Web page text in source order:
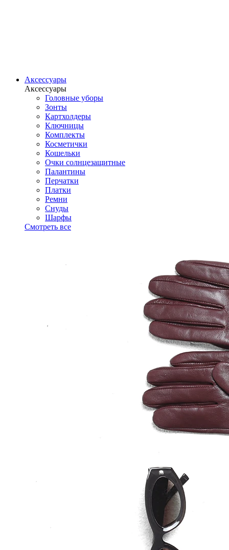
Аксессуары
Аксессуары
Головные уборы
Зонты
Картхолдеры
Ключницы
Комплекты
Косметички
Кошельки
Очки солнцезащитные
Палантины
Перчатки
Платки
Ремни
Снуды
Шарфы
Смотреть все